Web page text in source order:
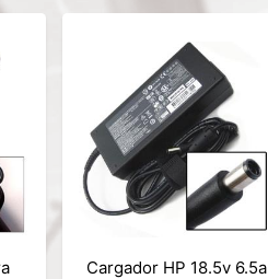
Cargador HP 18.5v 6.5a